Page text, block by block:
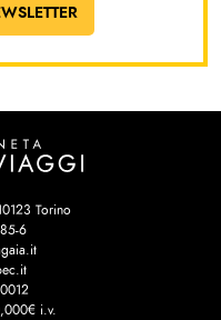
Torino
6
i.v.